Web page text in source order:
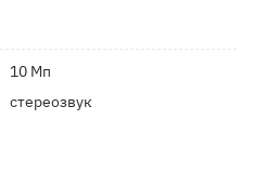
10 Мп
стереозвук